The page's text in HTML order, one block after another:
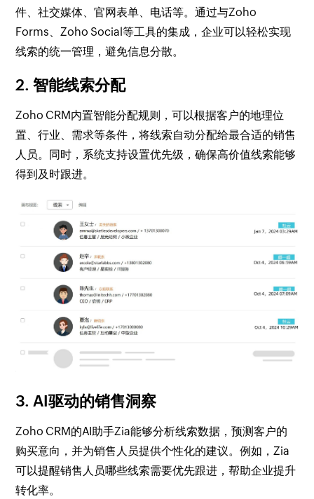
件、社交媒体、官网表单、电话等。通过与Zoho
Forms、Zoho Social等工具的集成，企业可以轻松实现
线索的统一管理，避免信息分散。
2. 智能线索分配
Zoho CRM内置智能分配规则，可以根据客户的地理位
置、行业、需求等条件，将线索自动分配给最合适的销售
人员。同时，系统支持设置优先级，确保高价值线索能够
得到及时跟进。
3. AI驱动的销售洞察
Zoho CRM的AI助手Zia能够分析线索数据，预测客户的
购买意向，并为销售人员提供个性化的建议。例如，Zia
可以提醒销售人员哪些线索需要优先跟进，帮助企业提升
转化率。